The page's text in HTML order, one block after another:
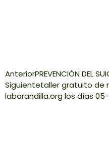
AnteriorPREVENCIÓN DEL
Siguientetaller gratuito de
labarandilla.org los días 05-